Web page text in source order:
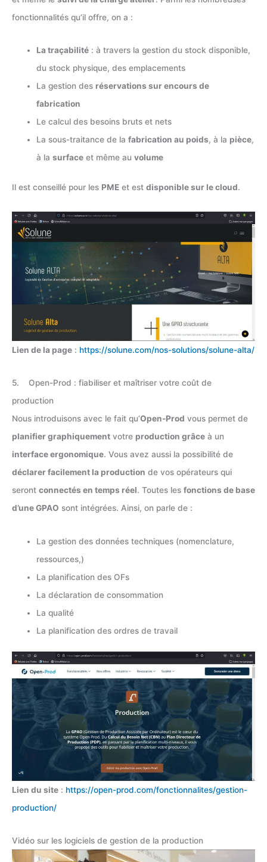
fonctionnalités qu’il offre, on a :
La traçabilité : à travers la gestion du stock disponible,
du stock physique, des emplacements
La gestion des réservations sur encours de
fabrication
Le calcul des besoins bruts et nets
La sous-traitance de lafabrication au poids, à la pièce,
à lasurface et même auvolume
Il est conseillé pour les PME et est disponible sur le cloud.
Lien de la page : https://solune.com/nos-solutions/solune-alta/
5. Open-Prod : fiabiliser et maîtriser votre coût de
production
Nous introduisons avec le fait qu’Open-Prod vous permet de
planifier graphiquement votre production grâce à un
interface ergonomique. Vous avez aussi la possibilité de
déclarer facilement la production de vos opérateurs qui
seront connectés en temps réel. Toutes les fonctions de base
d’une GPAO sont intégrées. Ainsi, on parle de :
La gestion des données techniques (nomenclature,
ressources,)
La planification des OFs
La déclaration de consommation
La qualité
La planification des ordres de travail
Lien du site : https://open-prod.com/fonctionnalites/gestion-
production/
Vidéo sur les logiciels de gestion de la production